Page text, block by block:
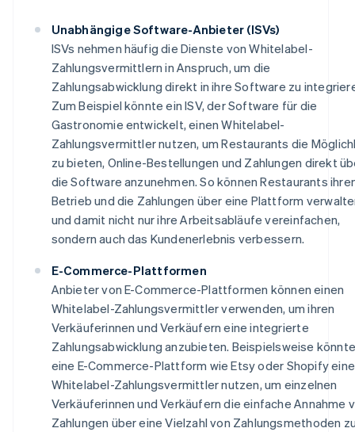
Unabhängige Software-Anbieter (ISVs)
ISVs nehmen häufig die Dienste von Whitelabel-
Zahlungsvermittlern in Anspruch, um die
Zahlungsabwicklung direkt in ihre Software zu
Zum Beispiel könnte ein ISV, der Software für die
Gastronomie entwickelt, einen Whitelabel-
Zahlungsvermittler nutzen, um Restaurants die
zu bieten, Online-Bestellungen und Zahlungen direkt
die Software anzunehmen. So können Restaurants
Betrieb und die Zahlungen über eine Plattform
und damit nicht nur ihre Arbeitsabläufe vereinfachen,
sondern auch das Kundenerlebnis verbessern.
E-Commerce-Plattformen
Anbieter von E-Commerce-Plattformen können einen
Whitelabel-Zahlungsvermittler verwenden, um ihren
Verkäuferinnen und Verkäufern eine integrierte
Zahlungsabwicklung anzubieten. Beispielsweise könnte
eine E-Commerce-Plattform wie Etsy oder Shopify
Whitelabel-Zahlungsvermittler nutzen, um einzelnen
Verkäuferinnen und Verkäufern die einfache Annahme
Zahlungen über eine Vielzahl von Zahlungsmethoden